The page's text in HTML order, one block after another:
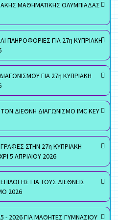
ΜΑΘΗΜΑΤΙΚΗΣ ΟΛΥΜΠΙΑΔΑΣ
ΠΛΗΡΟΦΟΡΙΕΣ ΓΙΑ 27η ΚΥΠΡΙΑΚΗ
ΓΙΑ 27η ΚΥΠΡΙΑΚΗ
ΔΙΕΘΝΗ ΔΙΑΓΩΝΙΣΜΟ IMC KEY
ΣΤΗΝ 27η ΚΥΠΡΙΑΚΗ
5 ΑΠΡΙΛΙΟΥ 2026
ΓΙΑ ΤΟΥΣ ΔΙΕΘΝΕΙΣ
2026
2026 ΓΙΑ ΜΑΘΗΤΕΣ ΓΥΜΝΑΣΙΟΥ